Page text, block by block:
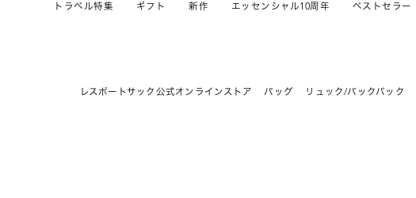
トラベル特集 ギフト 新作 エッセンシャル10周年 ベストセラー
レスポートサック公式オンラインストア バッグ リュック/バックパック